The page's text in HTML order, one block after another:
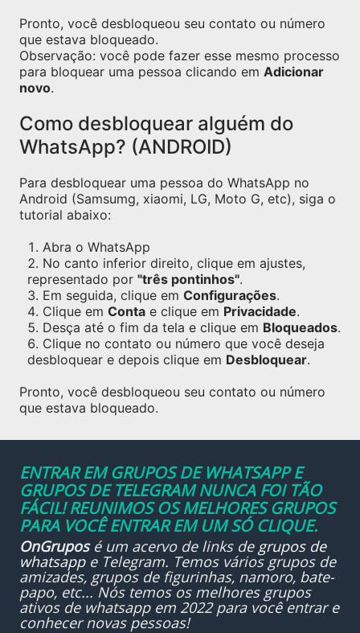
Pronto, você desbloqueou seu contato ou número
que estava bloqueado.
Observação: você pode fazer esse mesmo processo
para bloquear uma pessoa clicando em Adicionar
novo.
Como desbloquear alguém do
WhatsApp? (ANDROID)
Para desbloquear uma pessoa do WhatsApp no
Android (Samsumg, xiaomi, LG, Moto G, etc), siga o
tutorial abaixo:
Abra o WhatsApp
No canto inferior direito, clique em ajustes,
representado por "três pontinhos".
Em seguida, clique em Configurações.
Clique em Conta e clique em Privacidade.
Desça até o fim da tela e clique em Bloqueados.
Clique no contato ou número que você deseja
desbloquear e depois clique em Desbloquear.
Pronto, você desbloqueou seu contato ou número
que estava bloqueado.
ENTRAR EM GRUPOS DE WHATSAPP E
GRUPOS DE TELEGRAM NUNCA FOI TÃO
FÁCIL! REUNIMOS OS MELHORES GRUPOS
PARA VOCÊ ENTRAR EM UM SÓ CLIQUE.
OnGruposé um acervo de links de grupos de
whatsappe Telegram. Temos vários grupos de
amizades, grupos de figurinhas, namoro, bate-
papo, etc... Nós temos os melhores grupos
ativos de whatsapp em 2022 para você entrar e
conhecer novas pessoas!